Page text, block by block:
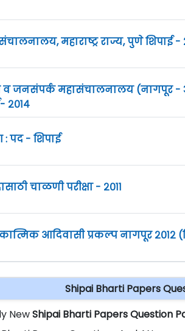
महाराष्ट्र राज्य, पुणे शिपाई -
व जनसंपर्क महासंचालनालय (नागपूर -
२०१४
पद - शिपाई
चाळणी परीक्षा - २०११
आदिवासी प्रकल्प नागपूर २०१२
Shipai Bharti Papers
NewShipai Bharti Papers Question